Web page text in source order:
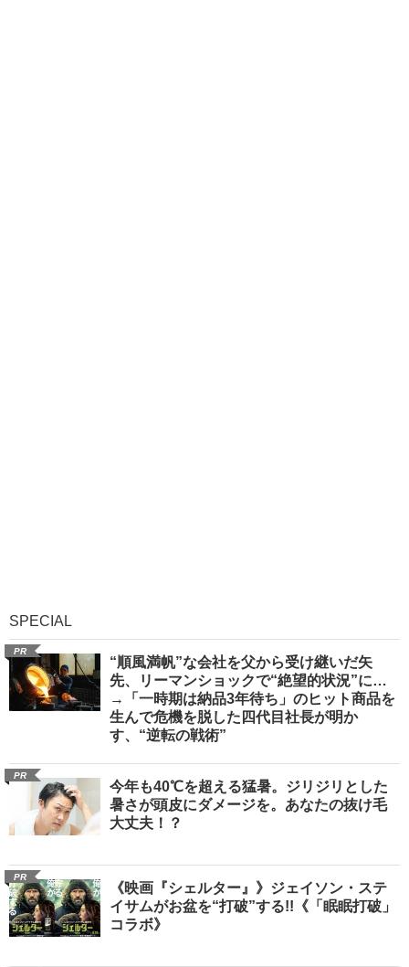
SPECIAL
PR
“順風満帆”な会社を父から受け継いだ矢
先、リーマンショックで“絶望的状況”に…
→「一時期は納品3年待ち」のヒット商品を
生んで危機を脱した四代目社長が明か
す、“逆転の戦術”
PR
今年も40℃を超える猛暑。ジリジリとした
暑さが頭皮にダメージを。あなたの抜け毛
大丈夫！？
PR
《映画『シェルター』》ジェイソン・ステ
イサムがお盆を“打破”する!!《「眠眠打破」
コラボ》